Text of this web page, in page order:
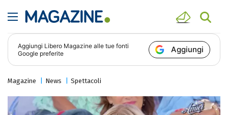
Aggiungi Libero Magazine alle tue fonti
Google preferite
Aggiungi
Magazine News Spettacoli